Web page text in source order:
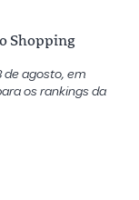
Shopping
agosto, em
os rankings da